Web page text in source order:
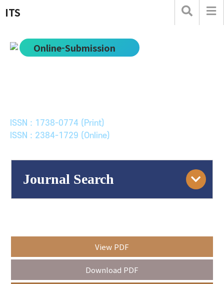
ITS
Online-Submission
ISSN : 1738-0774 (Print)
ISSN : 2384-1729 (Online)
Journal Search
Year(s) :
to
View PDF
Download PDF